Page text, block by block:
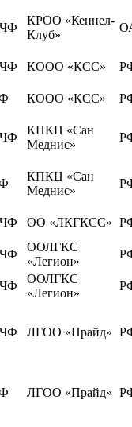
КРОО «Кеннел-
Клуб»
КООО «КСС»
КООО «КСС»
КПКЦ «Сан
Меднис»
КПКЦ «Сан
Меднис»
ОО «ЛКГКСС»
ООЛГКС
«Легион»
ООЛГКС
«Легион»
ЛГОО «Прайд»
ЛГОО «Прайд»